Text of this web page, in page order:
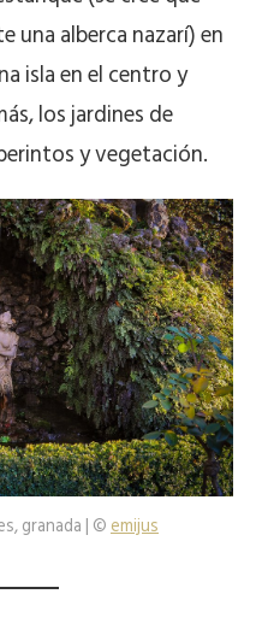
una alberca nazarí) en
isla en el centro y
los jardines de
y vegetación.
granada | ©emijus